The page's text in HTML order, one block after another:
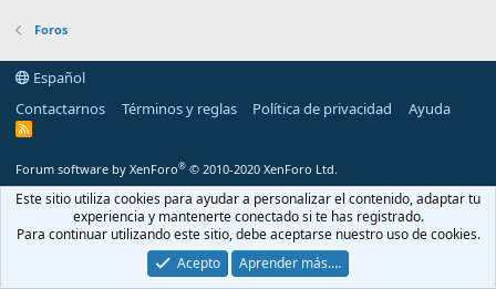
Foros
Español
Contactarnos
Términos y reglas Política de privacidad Ayuda
R
Forum software by XenForo® © 2010-2020 XenForo Ltd.
Este sitio utiliza cookies para ayudar a personalizar el contenido, adaptar tu
experiencia y mantenerte conectado si te has registrado.
Para continuar utilizando este sitio, debe aceptarse nuestro uso de cookies.
Acepto
Aprender más.…